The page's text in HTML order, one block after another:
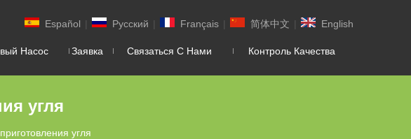
Español | Pусский | Français | 简体中文 | English
Насос Заявка Связаться С Нами Контроль Качества
угля
угля